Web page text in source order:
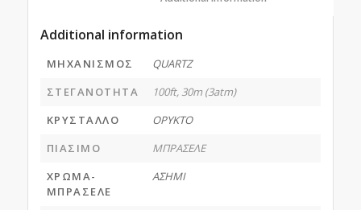
Additional information
ΜΗΧΑΝΙΣΜΟΣ
QUARTZ
ΣΤΕΓΑΝΟΤΗΤΑ
100ft, 30m (3atm)
ΚΡΥΣΤΑΛΛΟ
ΟΡΥΚΤΟ
ΠΙΑΣΙΜΟ
ΜΠΡΑΣΕΛΕ
ΧΡΩΜΑ-
ΜΠΡΑΣΕΛΕ
ΑΣΗΜΙ